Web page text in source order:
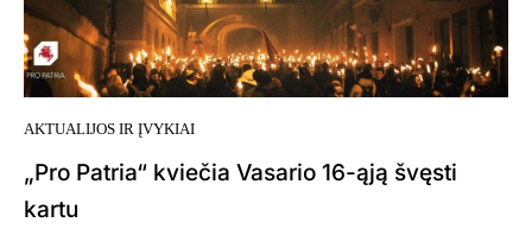
AKTUALIJOS IR ĮVYKIAI
„Pro Patria“ kviečia Vasario 16-ąją švęsti
kartu